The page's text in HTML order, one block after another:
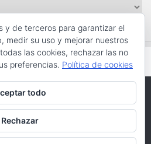
Diseñado con el
y de terceros para garantizar el
medir su uso y mejorar nuestros
las cookies, rechazar las no
preferencias. Política de cookies
todo
Rechazar